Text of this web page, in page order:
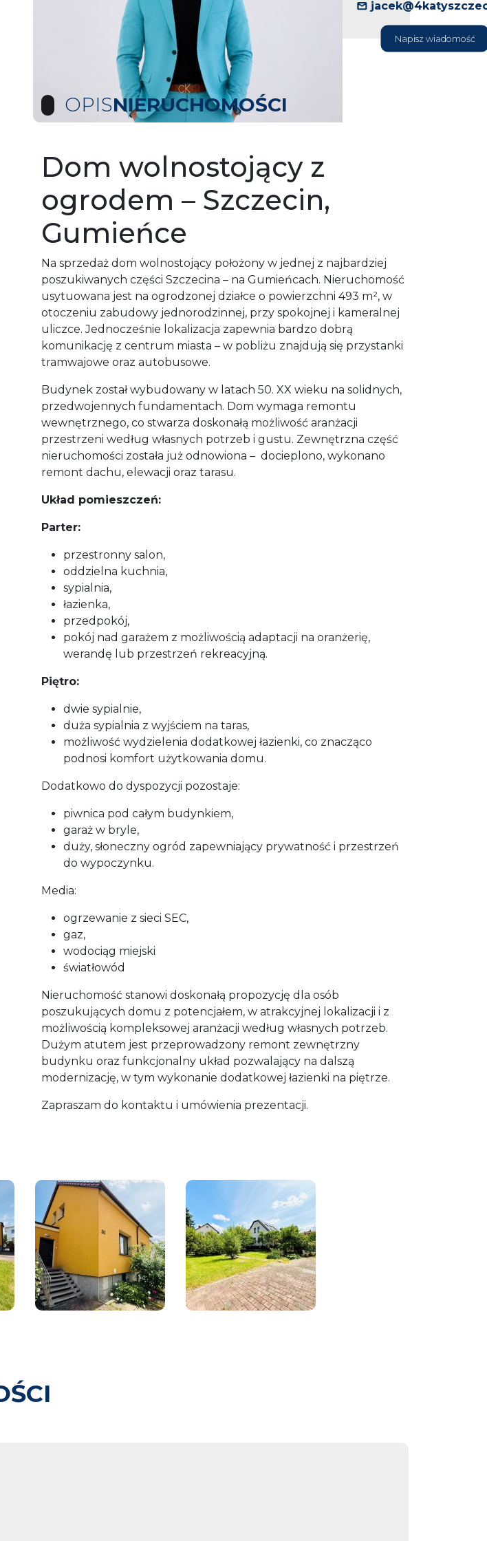
Napisz wiadomość
OPISNIERUCHOMOŚCI
Dom wolnostojący z
ogrodem – Szczecin,
Gumieńce
Na sprzedaż dom wolnostojący położony w jednej z najbardziej
poszukiwanych części Szczecina – na Gumieńcach. Nieruchomość
usytuowana jest na ogrodzonej działce o powierzchni 493 m², w
otoczeniu zabudowy jednorodzinnej, przy spokojnej i kameralnej
uliczce. Jednocześnie lokalizacja zapewnia bardzo dobrą
komunikację z centrum miasta – w pobliżu znajdują się przystanki
tramwajowe oraz autobusowe.
Budynek został wybudowany w latach 50. XX wieku na solidnych,
przedwojennych fundamentach. Dom wymaga remontu
wewnętrznego, co stwarza doskonałą możliwość aranżacji
przestrzeni według własnych potrzeb i gustu. Zewnętrzna część
nieruchomości została już odnowiona – docieplono, wykonano
remont dachu, elewacji oraz tarasu.
Układ pomieszczeń:
Parter:
przestronny salon,
oddzielna kuchnia,
sypialnia,
łazienka,
przedpokój,
pokój nad garażem z możliwością adaptacji na oranżerię,
werandę lub przestrzeń rekreacyjną.
Piętro:
dwie sypialnie,
duża sypialnia z wyjściem na taras,
możliwość wydzielenia dodatkowej łazienki, co znacząco
podnosi komfort użytkowania domu.
Dodatkowo do dyspozycji pozostaje:
piwnica pod całym budynkiem,
garaż w bryle,
duży, słoneczny ogród zapewniający prywatność i przestrzeń
do wypoczynku.
Media:
ogrzewanie z sieci SEC,
gaz,
wodociąg miejski
światłowód
Nieruchomość stanowi doskonałą propozycję dla osób
poszukujących domu z potencjałem, w atrakcyjnej lokalizacji i z
możliwością kompleksowej aranżacji według własnych potrzeb.
Dużym atutem jest przeprowadzony remont zewnętrzny
budynku oraz funkcjonalny układ pozwalający na dalszą
modernizację, w tym wykonanie dodatkowej łazienki na piętrze.
Zapraszam do kontaktu i umówienia prezentacji.